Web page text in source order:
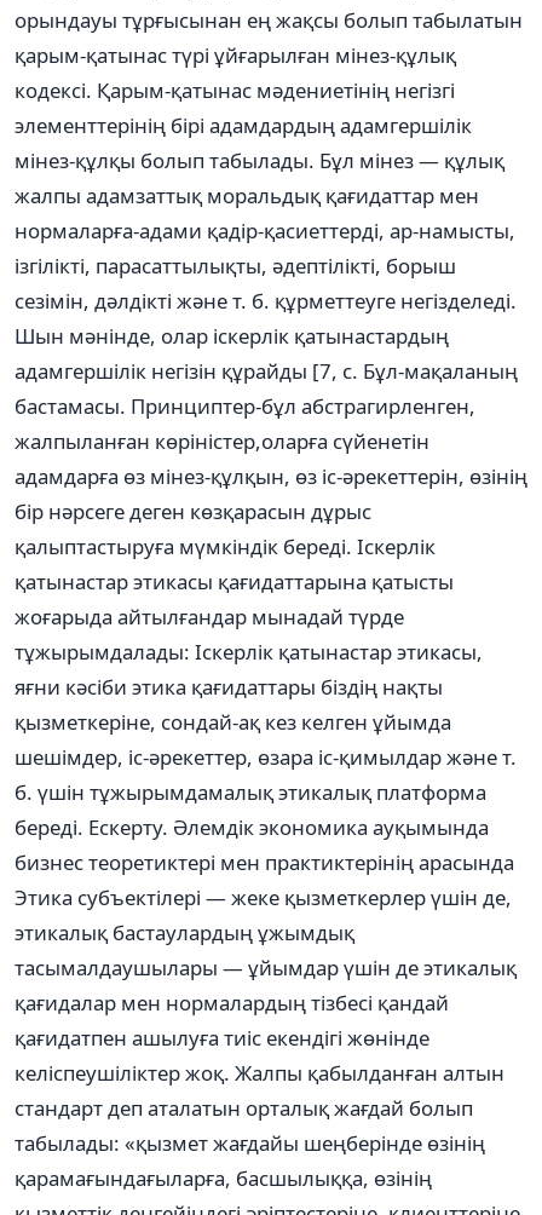
орындауы тұрғысынан ең жақсы болып табылатын
қарым-қатынас түрі ұйғарылған мінез-құлық
кодексі. Қарым-қатынас мәдениетінің негізгі
элементтерінің бірі адамдардың адамгершілік
мінез-құлқы болып табылады. Бұл мінез — құлық
жалпы адамзаттық моральдық қағидаттар мен
нормаларға-адами қадір-қасиеттерді, ар-намысты,
ізгілікті, парасаттылықты, әдептілікті, борыш
сезімін, дәлдікті және т. б. құрметтеуге негізделеді.
Шын мәнінде, олар іскерлік қатынастардың
адамгершілік негізін құрайды [7, с. Бұл-мақаланың
бастамасы. Принциптер-бұл абстрагирленген,
жалпыланған көріністер,оларға сүйенетін
адамдарға өз мінез-құлқын, өз іс-әрекеттерін, өзінің
бір нәрсеге деген көзқарасын дұрыс
қалыптастыруға мүмкіндік береді. Іскерлік
қатынастар этикасы қағидаттарына қатысты
жоғарыда айтылғандар мынадай түрде
тұжырымдалады: Іскерлік қатынастар этикасы,
яғни кәсіби этика қағидаттары біздің нақты
қызметкеріне, сондай-ақ кез келген ұйымда
шешімдер, іс-әрекеттер, өзара іс-қимылдар және т.
б. үшін тұжырымдамалық этикалық платформа
береді. Ескерту. Әлемдік экономика ауқымында
бизнес теоретиктері мен практиктерінің арасында
Этика субъектілері — жеке қызметкерлер үшін де,
этикалық бастаулардың ұжымдық
тасымалдаушылары — ұйымдар үшін де этикалық
қағидалар мен нормалардың тізбесі қандай
қағидатпен ашылуға тиіс екендігі жөнінде
келіспеушіліктер жоқ. Жалпы қабылданған алтын
стандарт деп аталатын орталық жағдай болып
табылады: «қызмет жағдайы шеңберінде өзінің
қарамағындағыларға, басшылыққа, өзінің